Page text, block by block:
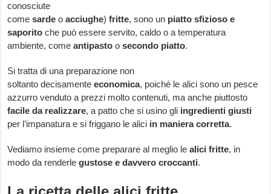
conosciute
come sarde o acciughe)fritte, sono un piatto sfizioso e
saporito che può essere servito, caldo o a temperatura
ambiente, come antipasto osecondo piatto.
Si tratta di una preparazione non
soltanto decisamenteeconomica, poiché le alici sono un pesce
azzurro venduto a prezzi molto contenuti, ma anche piuttosto
facile da realizzare, a patto che si usino gli ingredienti giusti
per l’impanatura e si friggano le alici in maniera corretta.
Vediamo insieme come preparare al meglio lealici fritte, in
modo da renderle gustose e davvero croccanti.